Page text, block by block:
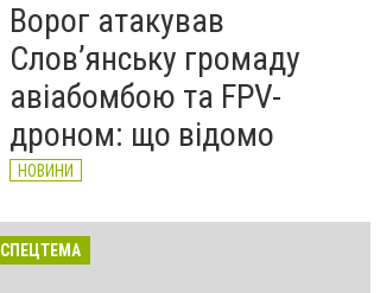
Ворог атакував
Слов’янську громаду
авіабомбою та FPV-
дроном: що відомо
НОВИНИ
СПЕЦТЕМА